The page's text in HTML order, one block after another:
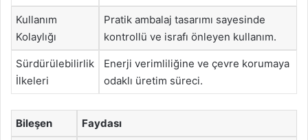
Kullanım
Kolaylığı
Pratik ambalaj tasarımı sayesinde
kontrollü ve israfı önleyen kullanım.
Sürdürülebilirlik
İlkeleri
Enerji verimliliğine ve çevre korumaya
odaklı üretim süreci.
Bileşen Faydası